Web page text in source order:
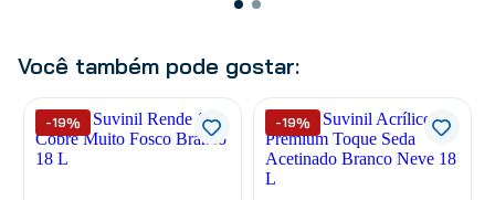
Você também pode gostar:
-19% -19%